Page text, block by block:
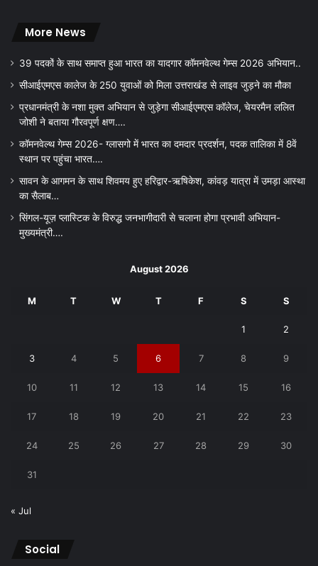
More News
39 पदकों के साथ समाप्त हुआ भारत का यादगार कॉमनवेल्थ गेम्स 2026 अभियान..
सीआईएमएस कालेज के 250 युवाओं को मिला उत्तराखंड से लाइव जुड़ने का मौका
प्रधानमंत्री के नशा मुक्त अभियान से जुड़ेगा सीआईएमएस कॉलेज, चेयरमैन ललित
जोशी ने बताया गौरवपूर्ण क्षण….
कॉमनवेल्थ गेम्स 2026- ग्लासगो में भारत का दमदार प्रदर्शन, पदक तालिका में 8वें
स्थान पर पहुंचा भारत….
सावन के आगमन के साथ शिवमय हुए हरिद्वार-ऋषिकेश, कांवड़ यात्रा में उमड़ा आस्था
का सैलाब…
सिंगल-यूज़ प्लास्टिक के विरुद्ध जनभागीदारी से चलाना होगा प्रभावी अभियान-
मुख्यमंत्री….
August 2026
M T W T F S S
1 2
3 4 5 6 7 8 9
10 11 12 13 14 15 16
17 18 19 20 21 22 23
24 25 26 27 28 29 30
31
« Jul
Social